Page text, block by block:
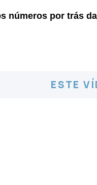
números por trás
ESTE